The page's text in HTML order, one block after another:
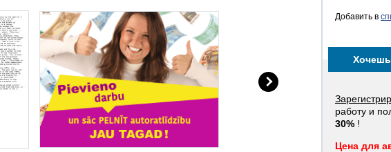
Добавить в
работу и
30% !
Цена для